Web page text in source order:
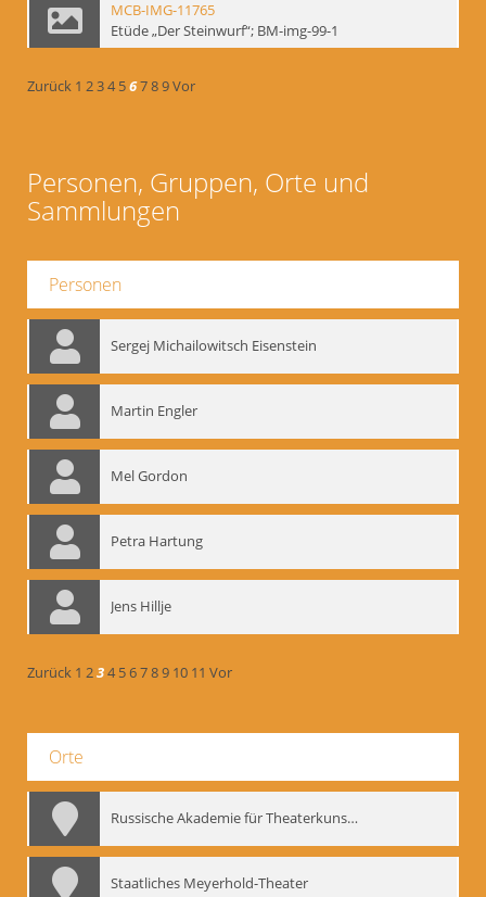
MCB-IMG-11765
Etüde „Der Steinwurf“; BM-img-99-1
Zurück 1 234 56789Vor
Personen, Gruppen, Orte und
Sammlungen
Personen
Sergej Michailowitsch Eisenstein
Martin Engler
Mel Gordon
Petra Hartung
Jens Hillje
Zurück 1 234 56789 10 11 Vor
Orte
Russische Akademie für Theaterkunst – GITIS
Staatliches Meyerhold-Theater